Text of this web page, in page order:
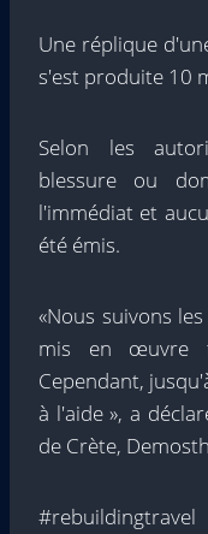
Une réplique
s'est produite 10
Selon les
blessure ou
l'immédiat et
été émis.
«Nous suivons
mis en œuvre
Cependant,
à l'aide », a
de Crète,
#rebuildingtravel